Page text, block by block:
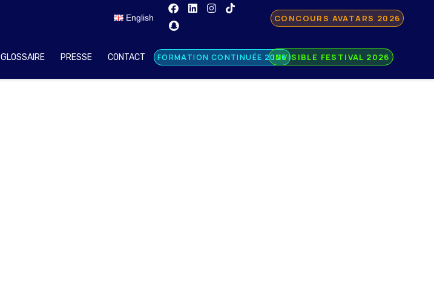
English CONCOURS AVATARS 2026
GLOSSAIRE PRESSE CONTACT FORMATION CONTINUÉE 2026INVISIBLE FESTIVAL 2026